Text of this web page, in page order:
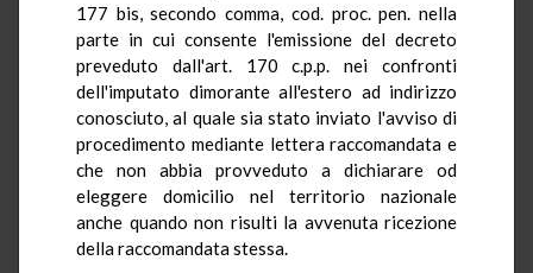
177 bis, secondo comma, cod. proc. pen. nella
parte in cui consente l'emissione del decreto
preveduto dall'art. 170 c.p.p. nei confronti
dell'imputato dimorante all'estero ad indirizzo
conosciuto, al quale sia stato inviato l'avviso di
procedimento mediante lettera raccomandata e
che non abbia provveduto a dichiarare od
eleggere domicilio nel territorio nazionale
anche quando non risulti la avvenuta ricezione
della raccomandata stessa.